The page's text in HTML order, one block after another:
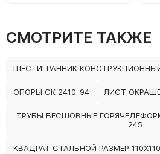
СМОТРИТЕ ТАКЖЕ
ШЕСТИГРАННИК
ОПОРЫ СК 2410-94 ЛИСТ
ТРУБЫ БЕСШОВНЫЕ
245
КВАДРАТ СТАЛЬНОЙ РАЗМЕР 110Х110